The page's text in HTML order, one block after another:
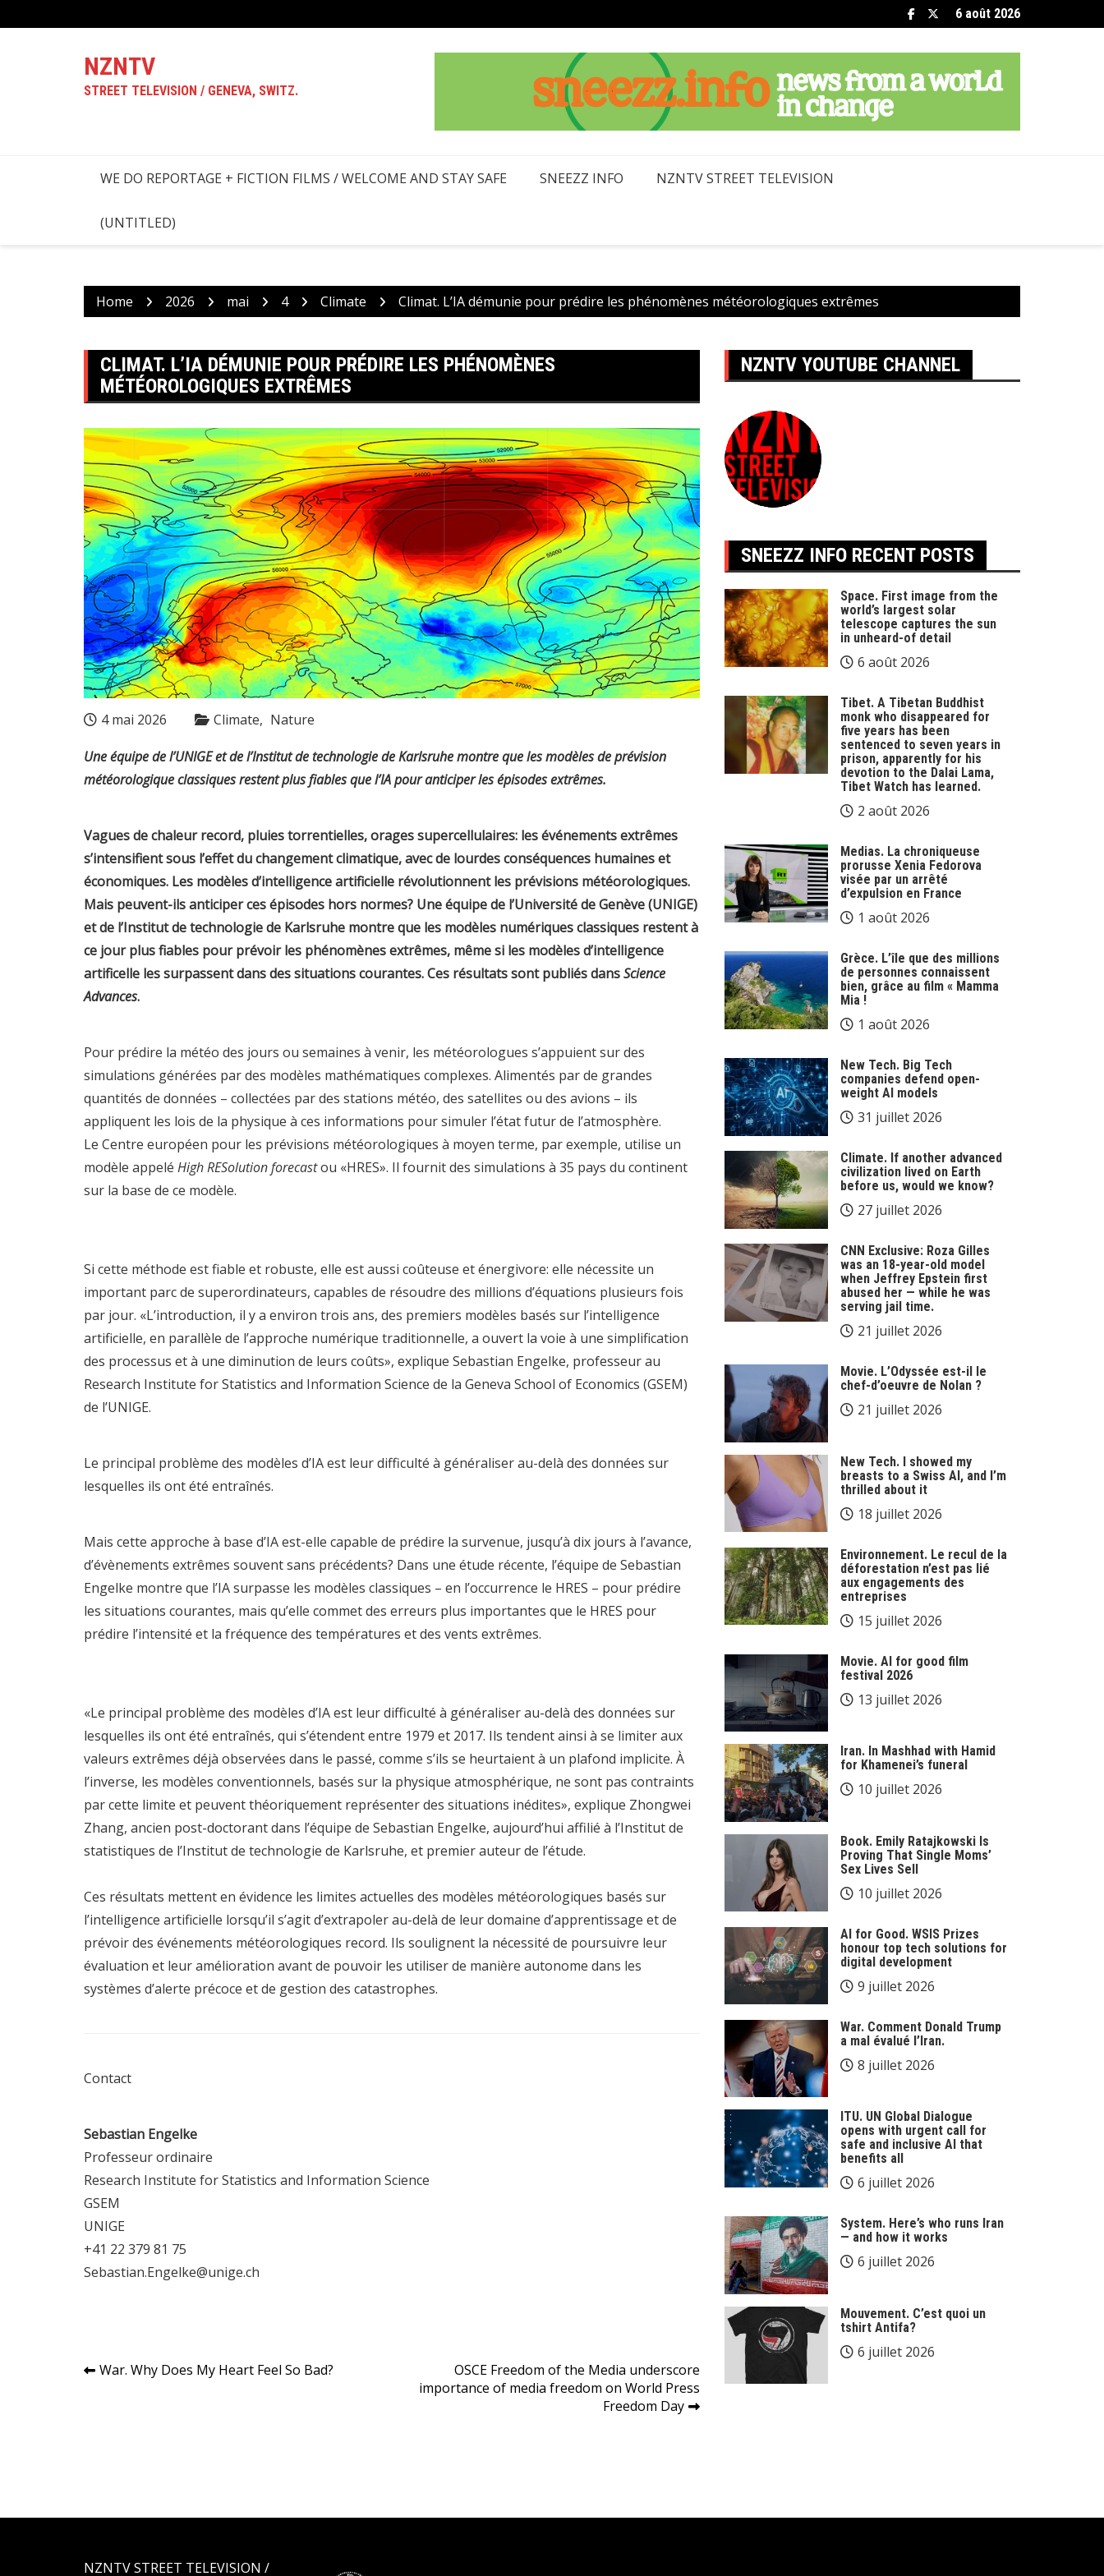
to
6 août 2026
NZNTV
STREET TELEVISION / GENEVA, SWITZ.
WE DO REPORTAGE + FICTION FILMS / WELCOME AND STAY SAFE SNEEZZ INFO NZNTV STREET TELEVISION
(UNTITLED)
Home 2026 mai 4 Climate Climat. L’IA démunie pour prédire les phénomènes météorologiques extrêmes
CLIMAT. L’IA DÉMUNIE POUR PRÉDIRE LES PHÉNOMÈNES
MÉTÉOROLOGIQUES EXTRÊMES
4 mai 2026 Climate Nature
Une équipe de l’UNIGE et de l’Institut de technologie de Karlsruhe montre que les modèles de prévision
météorologique classiques restent plus fiables que l’IA pour anticiper les épisodes extrêmes.
Vagues de chaleur record, pluies torrentielles, orages supercellulaires: les événements extrêmes
s’intensifient sous l’effet du changement climatique, avec de lourdes conséquences humaines et
économiques. Les modèles d’intelligence artificielle révolutionnent les prévisions météorologiques.
Mais peuvent-ils anticiper ces épisodes hors normes? Une équipe de l’Université de Genève (UNIGE)
et de l’Institut de technologie de Karlsruhe montre que les modèles numériques classiques restent à
ce jour plus fiables pour prévoir les phénomènes extrêmes, même si les modèles d’intelligence
artificelle les surpassent dans des situations courantes. Ces résultats sont publiés dansScience
Advances.
Pour prédire la météo des jours ou semaines à venir, les météorologues s’appuient sur des
simulations générées par des modèles mathématiques complexes. Alimentés par de grandes
quantités de données – collectées par des stations météo, des satellites ou des avions – ils
appliquent les lois de la physique à ces informations pour simuler l’état futur de l’atmosphère.
Le Centre européen pour les prévisions météorologiques à moyen terme, par exemple, utilise un
modèle appelé High RESolution forecastou «HRES». Il fournit des simulations à 35 pays du continent
sur la base de ce modèle.
Si cette méthode est fiable et robuste, elle est aussi coûteuse et énergivore: elle nécessite un
important parc de superordinateurs, capables de résoudre des millions d’équations plusieurs fois
par jour. «L’introduction, il y a environ trois ans, des premiers modèles basés sur l’intelligence
artificielle, en parallèle de l’approche numérique traditionnelle, a ouvert la voie à une simplification
des processus et à une diminution de leurs coûts», explique Sebastian Engelke, professeur au
Research Institute for Statistics and Information Science de la Geneva School of Economics (GSEM)
de l’UNIGE.
Le principal problème des modèles d’IA est leur difficulté à généraliser au-delà des données sur
lesquelles ils ont été entraînés.
Mais cette approche à base d’IA est-elle capable de prédire la survenue, jusqu’à dix jours à l’avance,
d’évènements extrêmes souvent sans précédents? Dans une étude récente, l’équipe de Sebastian
Engelke montre que l’IA surpasse les modèles classiques – en l’occurrence le HRES – pour prédire
les situations courantes, mais qu’elle commet des erreurs plus importantes que le HRES pour
prédire l’intensité et la fréquence des températures et des vents extrêmes.
«Le principal problème des modèles d’IA est leur difficulté à généraliser au-delà des données sur
lesquelles ils ont été entraînés, qui s’étendent entre 1979 et 2017. Ils tendent ainsi à se limiter aux
valeurs extrêmes déjà observées dans le passé, comme s’ils se heurtaient à un plafond implicite. À
l’inverse, les modèles conventionnels, basés sur la physique atmosphérique, ne sont pas contraints
par cette limite et peuvent théoriquement représenter des situations inédites», explique Zhongwei
Zhang, ancien post-doctorant dans l’équipe de Sebastian Engelke, aujourd’hui affilié à l’Institut de
statistiques de l’Institut de technologie de Karlsruhe, et premier auteur de l’étude.
Ces résultats mettent en évidence les limites actuelles des modèles météorologiques basés sur
l’intelligence artificielle lorsqu’il s’agit d’extrapoler au-delà de leur domaine d’apprentissage et de
prévoir des événements météorologiques record. Ils soulignent la nécessité de poursuivre leur
évaluation et leur amélioration avant de pouvoir les utiliser de manière autonome dans les
systèmes d’alerte précoce et de gestion des catastrophes.
Contact
Sebastian Engelke
Professeur ordinaire
Research Institute for Statistics and Information Science
GSEM
UNIGE
+41 22 379 81 75
Sebastian.Engelke@unige.ch
Navigation
War. Why Does My Heart Feel So Bad?
OSCE Freedom of the Media underscore
importance of media freedom on World Press
Freedom Day
NZNTV YOUTUBE CHANNEL
SNEEZZ INFO RECENT POSTS
Space. First image from the
world’s largest solar
telescope captures the sun
in unheard-of detail
6 août 2026
Tibet. A Tibetan Buddhist
monk who disappeared for
five years has been
sentenced to seven years in
prison, apparently for his
devotion to the Dalai Lama,
Tibet Watch has learned.
2 août 2026
Medias. La chroniqueuse
prorusse Xenia Fedorova
visée par un arrêté
d’expulsion en France
1 août 2026
Grèce. L’île que des millions
de personnes connaissent
bien, grâce au film « Mamma
Mia !
1 août 2026
New Tech. Big Tech
companies defend open-
weight AI models
31 juillet 2026
Climate. If another advanced
civilization lived on Earth
before us, would we know?
27 juillet 2026
CNN Exclusive: Roza Gilles
was an 18-year-old model
when Jeffrey Epstein first
abused her — while he was
serving jail time.
21 juillet 2026
Movie. L’Odyssée est-il le
chef-d’oeuvre de Nolan ?
21 juillet 2026
New Tech. I showed my
breasts to a Swiss AI, and I’m
thrilled about it
18 juillet 2026
Environnement. Le recul de la
déforestation n’est pas lié
aux engagements des
entreprises
15 juillet 2026
Movie. AI for good film
festival 2026
13 juillet 2026
Iran. In Mashhad with Hamid
for Khamenei’s funeral
10 juillet 2026
Book. Emily Ratajkowski Is
Proving That Single Moms’
Sex Lives Sell
10 juillet 2026
AI for Good. WSIS Prizes
honour top tech solutions for
digital development
9 juillet 2026
War. Comment Donald Trump
a mal évalué l’Iran.
8 juillet 2026
ITU. UN Global Dialogue
opens with urgent call for
safe and inclusive AI that
benefits all
6 juillet 2026
System. Here’s who runs Iran
— and how it works
6 juillet 2026
Mouvement. C’est quoi un
tshirt Antifa?
6 juillet 2026
NZNTV STREET TELEVISION /